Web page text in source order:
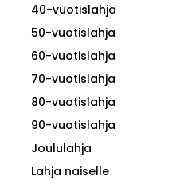
40-vuotislahja
50-vuotislahja
60-vuotislahja
70-vuotislahja
80-vuotislahja
90-vuotislahja
Joululahja
Lahja naiselle